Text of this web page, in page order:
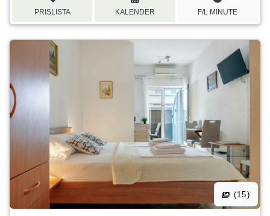
PRISLISTA KALENDER F/L MINUTE
(15)